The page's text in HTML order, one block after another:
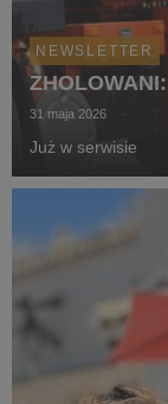
NEWSLETTER
31 maja 2026
Już w serwisie